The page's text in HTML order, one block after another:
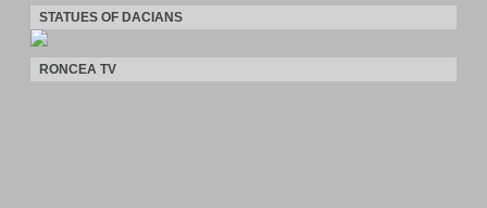
STATUES OF DACIANS
RONCEA TV